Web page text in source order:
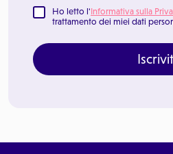
Ho letto l'Informativa sulla
trattamento dei miei dati